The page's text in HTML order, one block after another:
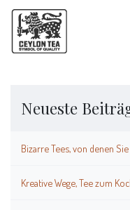
Neueste
Bizarre Tees, von denen
Kreative Wege, Tee zum